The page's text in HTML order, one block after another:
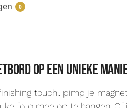
0
op een unieke
touch.. pimp je